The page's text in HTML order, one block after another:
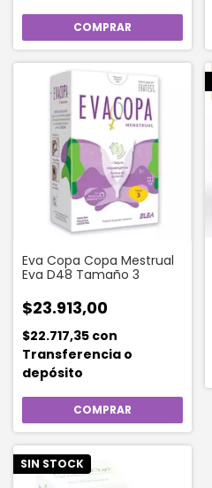
Eva Copa Copa Mestrual
Eva D48 Tamaño 3
$23.913,00
$22.717,35 con
Transferencia o
depósito
SIN STOCK